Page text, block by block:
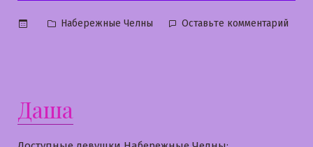
Опубликовано
Набережные Челны Оставьте комментарий
Даша